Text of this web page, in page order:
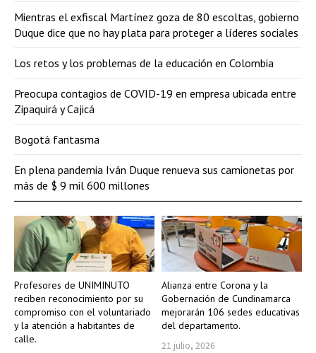
Profesores de UNIMINUTO
reciben reconocimiento por su
compromiso con el voluntariado
y la atención a habitantes de
calle.
Alianza entre Corona y la
Gobernación de Cundinamarca
mejorarán 106 sedes educativas
del departamento.
21 julio, 2026
Mientras el exfiscal Martínez goza de 80 escoltas, gobierno
Duque dice que no hay plata para proteger a líderes sociales
Los retos y los problemas de la educación en Colombia
Preocupa contagios de COVID-19 en empresa ubicada entre
Zipaquirá y Cajicá
Bogotá fantasma
En plena pandemia Iván Duque renueva sus camionetas por
más de $ 9 mil 600 millones